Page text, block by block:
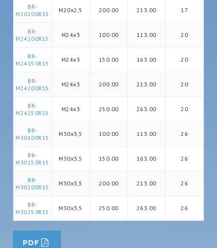
BR-
M20200R15
M20x2,5 200.00 213.00 17
BR-
M24100R15
M24x3 100.00 113.00 20
BR-
M24150R15
M24x3 150.00 163.00 20
BR-
M24200R15
M24x3 200.00 213.00 20
BR-
M24250R15
M24x3 250.00 263.00 20
BR-
M30100R15
M30x3,5 100.00 113.00 26
BR-
M30150R15
M30x3,5 150.00 163.00 26
BR-
M30200R15
M30x3,5 200.00 213.00 26
BR-
M30250R15
M30x3,5 250.00 263.00 26
PDF